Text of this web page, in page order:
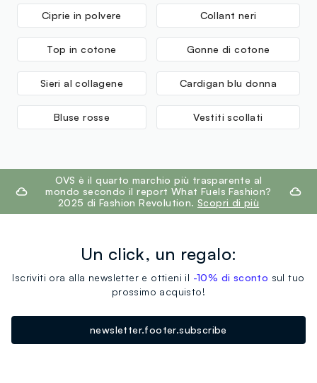
Ciprie in polvere Collant neri
Top in cotone Gonne di cotone
Sieri al collagene Cardigan blu donna
Bluse rosse Vestiti scollati
footer.ariatitleOVS è il quarto marchio più trasparente al
mondo secondo il report What Fuels Fashion?
2025 di Fashion Revolution. Scopri di più
Un click, un regalo:
Iscriviti ora alla newsletter e ottieni il -10% di sconto sul tuo
prossimo acquisto!
newsletter.footer.subscribe